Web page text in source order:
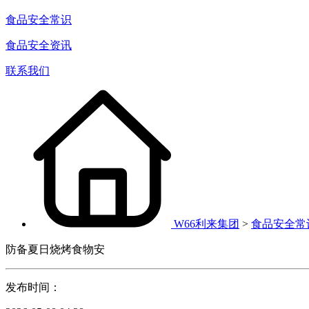
食品安全常识
食品安全资讯
联系我们
W66利来集团 > 食品安全常
防备夏日烧烤食物安
发布时间：